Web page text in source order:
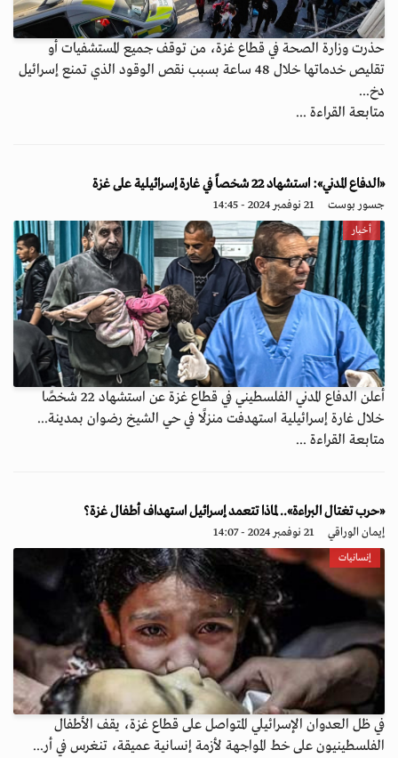
حذرت وزارة الصحة في قطاع غزة، من توقف جميع المستشفيات أو
تقليص خدماتها خلال 48 ساعة بسبب نقص الوقود الذي تمنع إسرائيل
دخ...
متابعة القراءة ...
«الدفاع المدني»: استشهاد 22 شخصاً في غارة إسرائيلية على غزة
جسور بوست 21 نوفمبر 2024 - 14:45
أخبار
أعلن الدفاع المدني الفلسطيني في قطاع غزة عن استشهاد 22 شخصًا
خلال غارة إسرائيلية استهدفت منزلًا في حي الشيخ رضوان بمدينة...
متابعة القراءة ...
«حرب تغتال البراءة».. لماذا تتعمد إسرائيل استهداف أطفال غزة؟
إيمان الوراقي 21 نوفمبر 2024 - 14:07
إنسانيات
في ظل العدوان الإسرائيلي المتواصل على قطاع غزة، يقف الأطفال
الفلسطينيون على خط المواجهة لأزمة إنسانية عميقة، تنغرس في أر...